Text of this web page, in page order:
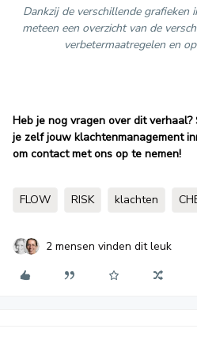
Dankzij de verschillende grafieken
meteen een overzicht van de
verbetermaatregelen en
Heb je nog vragen over dit
je zelf jouw klachtenmanagement
om contact met ons op te nemen!
FLOW RISK klachten
2 mensen vinden dit leuk